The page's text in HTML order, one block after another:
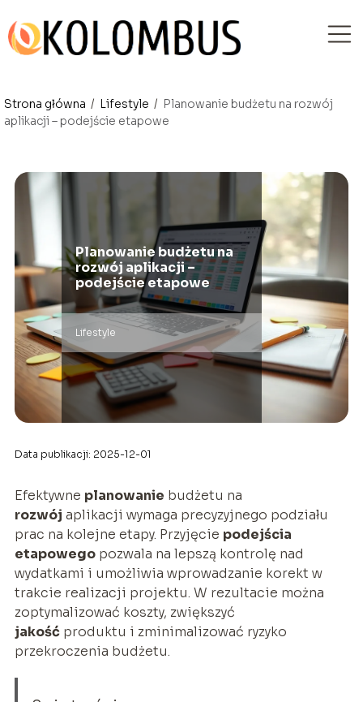
Strona główna / Lifestyle / Planowanie budżetu na rozwój
aplikacji – podejście etapowe
Planowanie budżetu na
rozwój aplikacji –
podejście etapowe
Lifestyle
Data publikacji: 2025-12-01
Efektywne planowanie budżetu na
rozwój aplikacji wymaga precyzyjnego podziału
prac na kolejne etapy. Przyjęcie podejścia
etapowegopozwala na lepszą kontrolę nad
wydatkami i umożliwia wprowadzanie korekt w
trakcie realizacji projektu. W rezultacie można
zoptymalizować koszty, zwiększyć
jakośćproduktu i zminimalizować ryzyko
przekroczenia budżetu.